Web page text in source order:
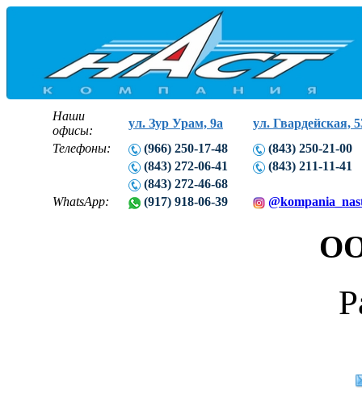
Наши
офисы:
ул. Зур Урам, 9а
ул. Гвардейская,
Телефоны:
(966) 250-17-48
(843) 250-21-00
(843) 272-06-41
(843) 211-11-41
(843) 272-46-68
WhatsApp:
(917) 918-06-39